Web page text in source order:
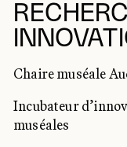
Chaire muséale
Incubateur
muséales